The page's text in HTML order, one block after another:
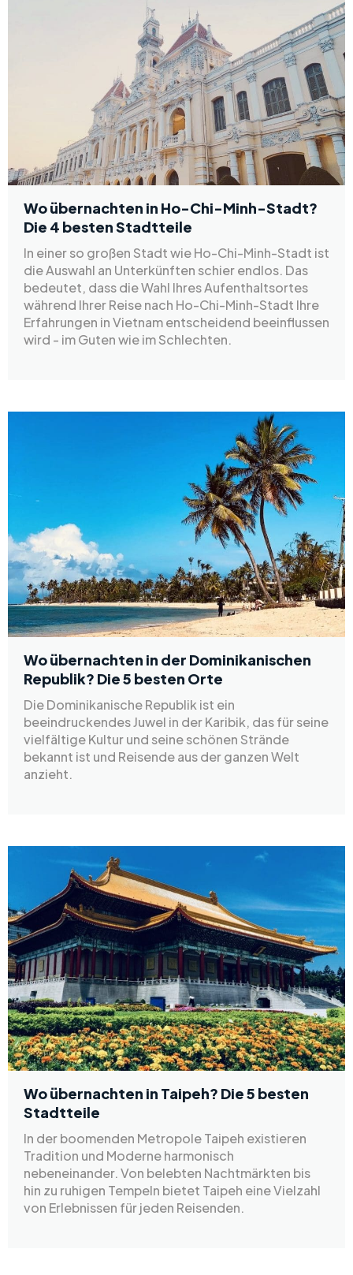
Wo übernachten in Ho-Chi-Minh-Stadt?
Die 4 besten Stadtteile
In einer so großen Stadt wie Ho-Chi-Minh-Stadt ist
die Auswahl an Unterkünften schier endlos. Das
bedeutet, dass die Wahl Ihres Aufenthaltsortes
während Ihrer Reise nach Ho-Chi-Minh-Stadt Ihre
Erfahrungen in Vietnam entscheidend beeinflussen
wird - im Guten wie im Schlechten.
Wo übernachten in der Dominikanischen
Republik? Die 5 besten Orte
Die Dominikanische Republik ist ein
beeindruckendes Juwel in der Karibik, das für seine
vielfältige Kultur und seine schönen Strände
bekannt ist und Reisende aus der ganzen Welt
anzieht.
Wo übernachten in Taipeh? Die 5 besten
Stadtteile
In der boomenden Metropole Taipeh existieren
Tradition und Moderne harmonisch
nebeneinander. Von belebten Nachtmärkten bis
hin zu ruhigen Tempeln bietet Taipeh eine Vielzahl
von Erlebnissen für jeden Reisenden.